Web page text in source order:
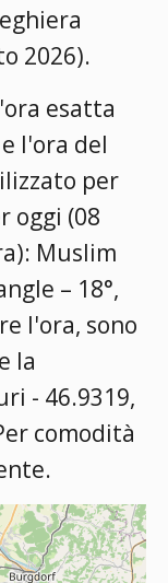
2026).
esatta
l'ora del
per
oggi (08
Muslim
– 18°,
l'ora, sono
la
- 46.9319,
comodità